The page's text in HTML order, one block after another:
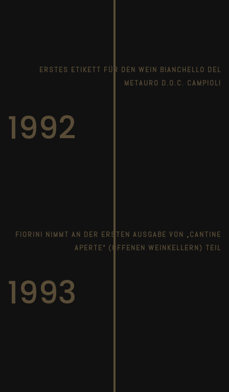
ERSTES ETIKETT FÜR DEN WEIN BIANCHELLO DEL
METAURO D.O.C. CAMPIOLI
1992
FIORINI NIMMT AN DER ERSTEN AUSGABE VON „CANTINE
APERTE“ (OFFENEN WEINKELLERN) TEIL
1993